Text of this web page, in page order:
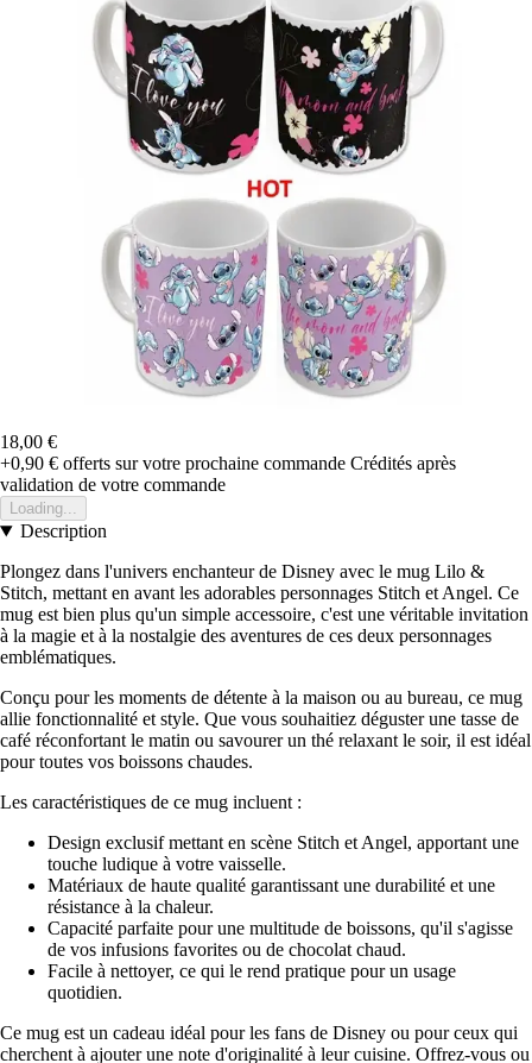
18,00 €
+0,90 € offerts sur votre prochaine commande Crédités après
validation de votre commande
Loading...
Description
Plongez dans l'univers enchanteur de Disney avec le mug Lilo &
Stitch, mettant en avant les adorables personnages Stitch et Angel. Ce
mug est bien plus qu'un simple accessoire, c'est une véritable invitation
à la magie et à la nostalgie des aventures de ces deux personnages
emblématiques.
Conçu pour les moments de détente à la maison ou au bureau, ce mug
allie fonctionnalité et style. Que vous souhaitiez déguster une tasse de
café réconfortant le matin ou savourer un thé relaxant le soir, il est idéal
pour toutes vos boissons chaudes.
Les caractéristiques de ce mug incluent :
Design exclusif mettant en scène Stitch et Angel, apportant une
touche ludique à votre vaisselle.
Matériaux de haute qualité garantissant une durabilité et une
résistance à la chaleur.
Capacité parfaite pour une multitude de boissons, qu'il s'agisse
de vos infusions favorites ou de chocolat chaud.
Facile à nettoyer, ce qui le rend pratique pour un usage
quotidien.
Ce mug est un cadeau idéal pour les fans de Disney ou pour ceux qui
cherchent à ajouter une note d'originalité à leur cuisine. Offrez-vous ou